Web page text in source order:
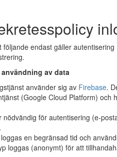
följande endast gäller
av data
använder sig av Firebase.
(Google Cloud Platform)
nödvändig för autentisering (e-
en begränsad tid och
loggas (anonymt) för att